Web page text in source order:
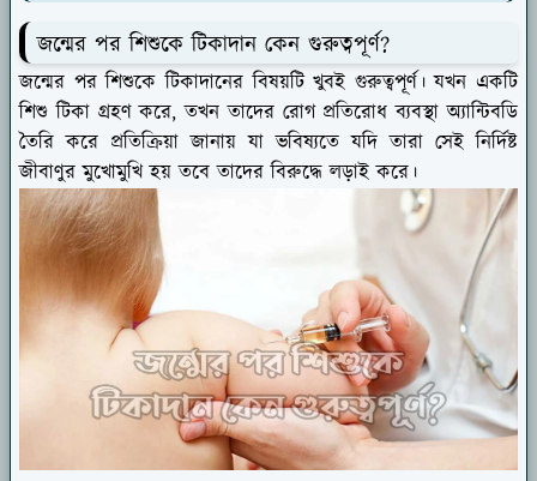
জন্মের পর শিশুকে টিকাদান কেন গুরুত্বপূর্ণ?
জন্মের পর শিশুকে টিকাদানের বিষয়টি খুবই গুরুত্বপূর্ণ। যখন একটি
শিশু টিকা গ্রহণ করে, তখন তাদের রোগ প্রতিরোধ ব্যবস্থা অ্যান্টিবডি
তৈরি করে প্রতিক্রিয়া জানায় যা ভবিষ্যতে যদি তারা সেই নির্দিষ্ট
জীবাণুর মুখোমুখি হয় তবে তাদের বিরুদ্ধে লড়াই করে।